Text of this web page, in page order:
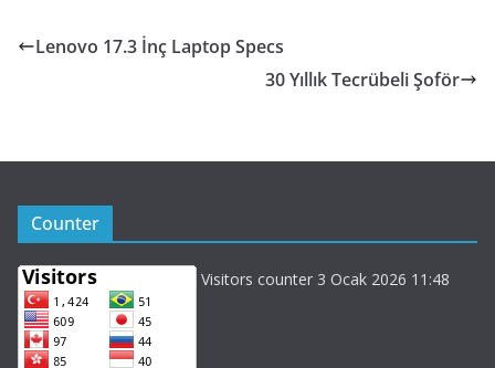
Lenovo 17.3 İnç Laptop Specs
30 Yıllık Tecrübeli Şoför
Counter
Visitors counter 3 Ocak 2026 11:48